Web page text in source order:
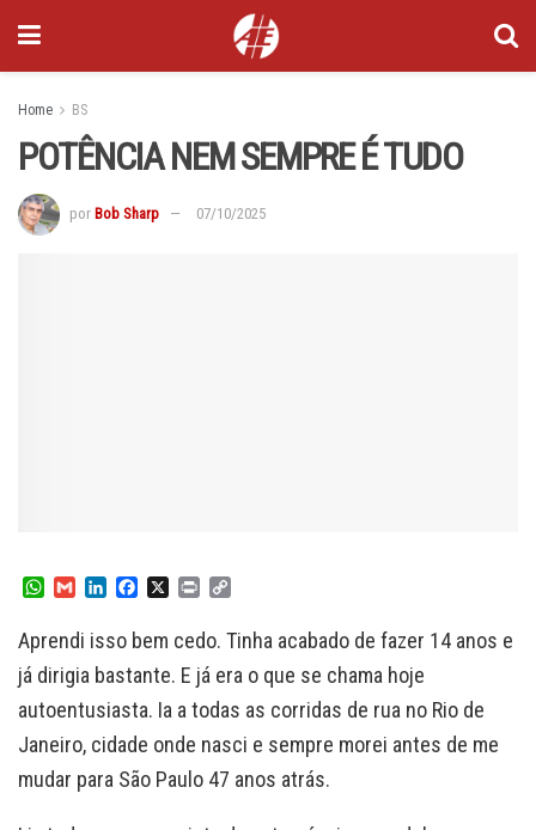
Home BS
POTÊNCIA NEM SEMPRE É TUDO
por Bob Sharp 07/10/2025
W
t
s
p
p
G
a
i
l
k
e
I
n
e
b
o
k
X
P
i
n
t
p
y
L
n
k
Aprendi isso bem cedo. Tinha acabado de fazer 14 anos e
já dirigia bastante. E já era o que se chama hoje
autoentusiasta. Ia a todas as corridas de rua no Rio de
Janeiro, cidade onde nasci e sempre morei antes de me
mudar para São Paulo 47 anos atrás.